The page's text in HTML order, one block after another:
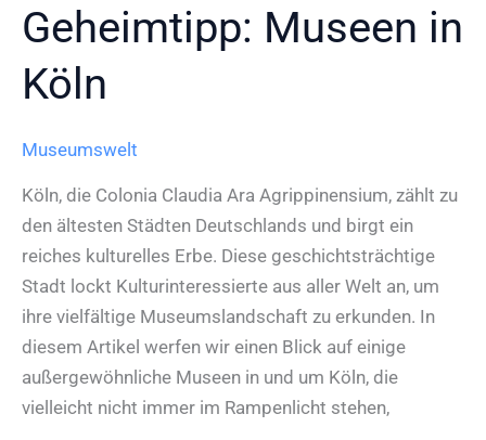
Geheimtipp: Museen in
Köln
Museumswelt
Köln, die Colonia Claudia Ara Agrippinensium, zählt zu
den ältesten Städten Deutschlands und birgt ein
reiches kulturelles Erbe. Diese geschichtsträchtige
Stadt lockt Kulturinteressierte aus aller Welt an, um
ihre vielfältige Museumslandschaft zu erkunden. In
diesem Artikel werfen wir einen Blick auf einige
außergewöhnliche Museen in und um Köln, die
vielleicht nicht immer im Rampenlicht stehen,